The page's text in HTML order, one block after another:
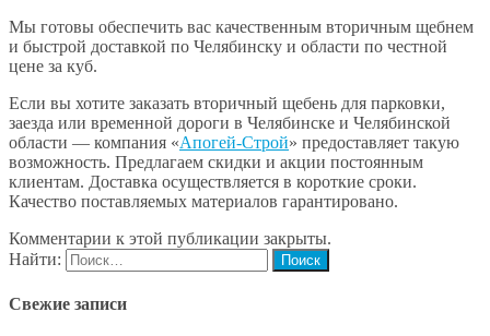
Мы готовы обеспечить вас качественным вторичным щебнем
и быстрой доставкой по Челябинску и области по честной
цене за куб.
Если вы хотите заказать вторичный щебень для парковки,
заезда или временной дороги в Челябинске и Челябинской
области — компания «Апогей-Строй» предоставляет такую
возможность. Предлагаем скидки и акции постоянным
клиентам. Доставка осуществляется в короткие сроки.
Качество поставляемых материалов гарантировано.
Комментарии к этой публикации закрыты.
Найти:
Свежие записи